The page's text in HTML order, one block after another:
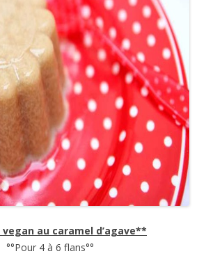
au caramel d’agave**
°°Pour 4 à 6 flans°°